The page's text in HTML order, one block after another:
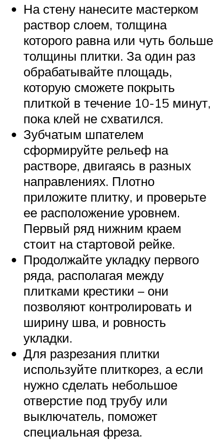
На стену нанесите мастерком
раствор слоем, толщина
которого равна или чуть больше
толщины плитки. За один раз
обрабатывайте площадь,
которую сможете покрыть
плиткой в течение 10-15 минут,
пока клей не схватился.
Зубчатым шпателем
сформируйте рельеф на
растворе, двигаясь в разных
направлениях. Плотно
приложите плитку, и проверьте
ее расположение уровнем.
Первый ряд нижним краем
стоит на стартовой рейке.
Продолжайте укладку первого
ряда, располагая между
плитками крестики – они
позволяют контролировать и
ширину шва, и ровность
укладки.
Для разрезания плитки
используйте плиткорез, а если
нужно сделать небольшое
отверстие под трубу или
выключатель, поможет
специальная фреза.